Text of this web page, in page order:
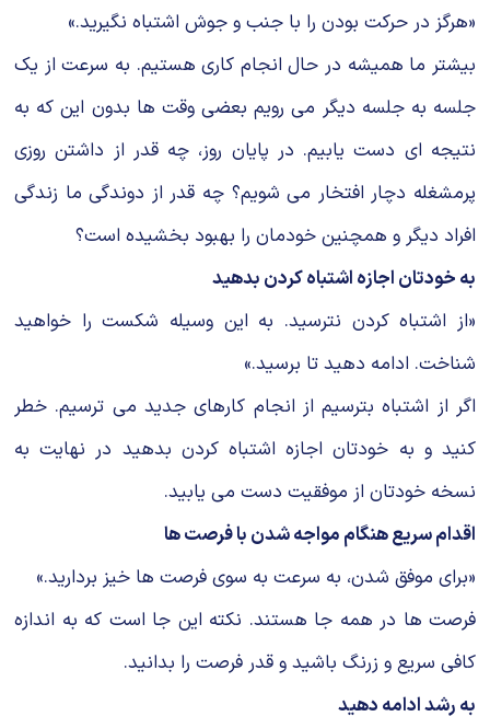
«هرگز در حرکت بودن را با جنب و جوش اشتباه نگیرید.»
بیشتر ما همیشه در حال انجام کاری هستیم. به سرعت از یک
جلسه به جلسه دیگر می رویم بعضی وقت ها بدون این که به
نتیجه ای دست یابیم. در پایان روز، چه قدر از داشتن روزی
پرمشغله دچار افتخار می شویم؟ چه قدر از دوندگی ما زندگی
افراد دیگر و همچنین خودمان را بهبود بخشیده است؟
به خودتان اجازه اشتباه کردن بدهید
«از اشتباه کردن نترسید. به این وسیله شکست را خواهید
شناخت. ادامه دهید تا برسید.»
اگر از اشتباه بترسیم از انجام کارهای جدید می ترسیم. خطر
کنید و به خودتان اجازه اشتباه کردن بدهید در نهایت به
نسخه خودتان از موفقیت دست می یابید.
اقدام سریع هنگام مواجه شدن با فرصت ها
«برای موفق شدن، به سرعت به سوی فرصت ها خیز بردارید.»
فرصت ها در همه جا هستند. نکته این جا است که به اندازه
کافی سریع و زرنگ باشید و قدر فرصت را بدانید.
به رشد ادامه دهید